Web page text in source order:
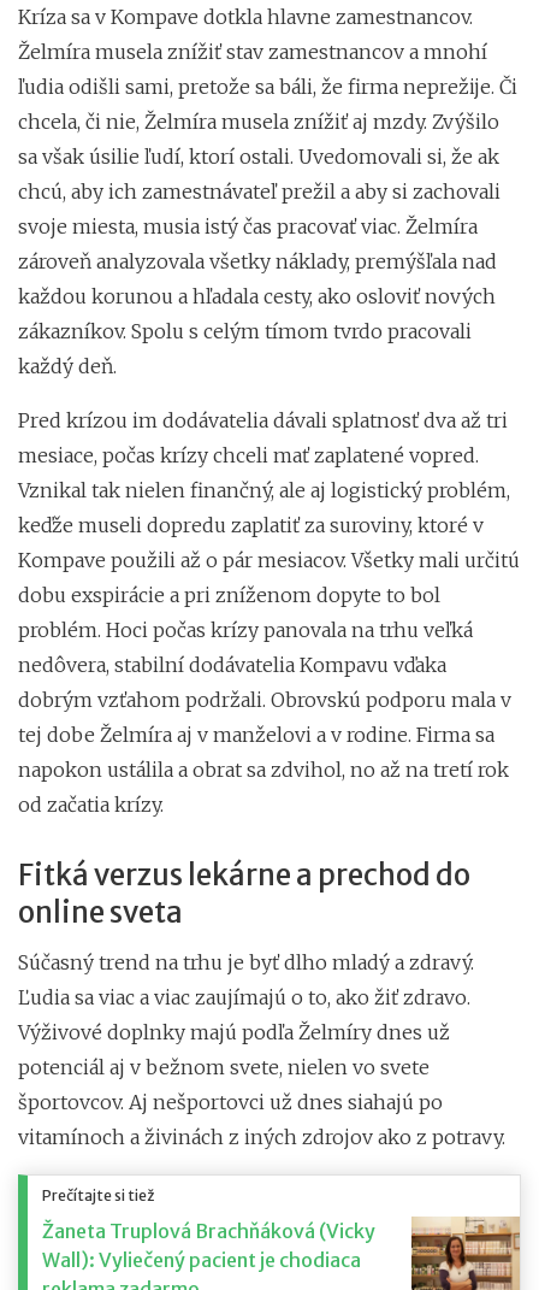
Kríza sa v Kompave dotkla hlavne zamestnancov.
Želmíra musela znížiť stav zamestnancov a mnohí
ľudia odišli sami, pretože sa báli, že firma neprežije. Či
chcela, či nie, Želmíra musela znížiť aj mzdy. Zvýšilo
sa však úsilie ľudí, ktorí ostali. Uvedomovali si, že ak
chcú, aby ich zamestnávateľ prežil a aby si zachovali
svoje miesta, musia istý čas pracovať viac. Želmíra
zároveň analyzovala všetky náklady, premýšľala nad
každou korunou a hľadala cesty, ako osloviť nových
zákazníkov. Spolu s celým tímom tvrdo pracovali
každý deň.
Pred krízou im dodávatelia dávali splatnosť dva až tri
mesiace, počas krízy chceli mať zaplatené vopred.
Vznikal tak nielen finančný, ale aj logistický problém,
keďže museli dopredu zaplatiť za suroviny, ktoré v
Kompave použili až o pár mesiacov. Všetky mali určitú
dobu exspirácie a pri zníženom dopyte to bol
problém. Hoci počas krízy panovala na trhu veľká
nedôvera, stabilní dodávatelia Kompavu vďaka
dobrým vzťahom podržali. Obrovskú podporu mala v
tej dobe Želmíra aj v manželovi a v rodine. Firma sa
napokon ustálila a obrat sa zdvihol, no až na tretí rok
od začatia krízy.
Fitká verzus lekárne a prechod do
online sveta
Súčasný trend na trhu je byť dlho mladý a zdravý.
Ľudia sa viac a viac zaujímajú o to, ako žiť zdravo.
Výživové doplnky majú podľa Želmíry dnes už
potenciál aj v bežnom svete, nielen vo svete
športovcov. Aj nešportovci už dnes siahajú po
vitamínoch a živinách z iných zdrojov ako z potravy.
Prečítajte si tiež
Žaneta Truplová Brachňáková (Vicky
Wall): Vyliečený pacient je chodiaca